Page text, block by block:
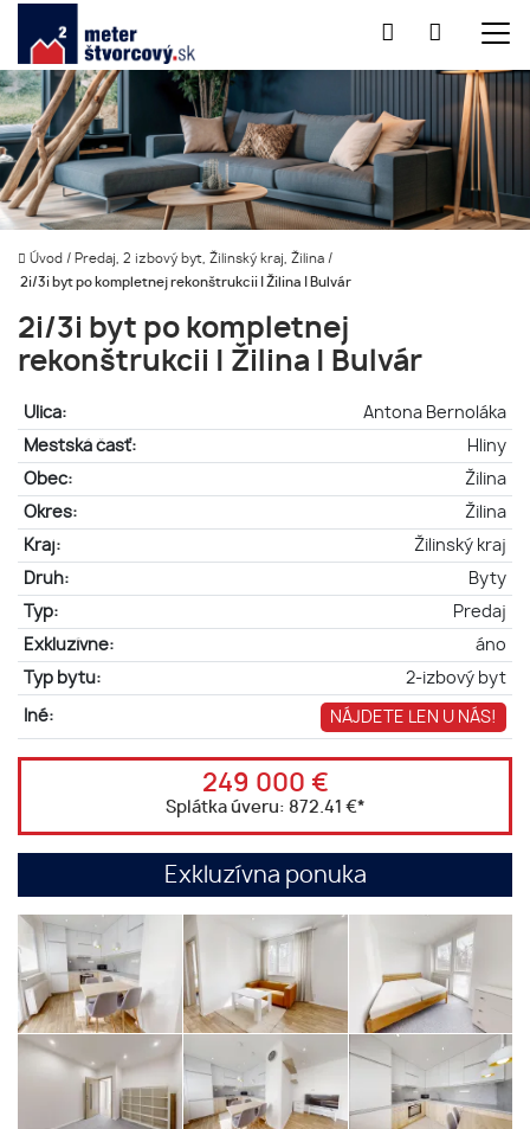
Úvod / Predaj, 2 izbový byt, Žilinský kraj, Žilina /
2i/3i byt po kompletnej rekonštrukcii | Žilina | Bulvár
2i/3i byt po kompletnej
rekonštrukcii | Žilina | Bulvár
Ulica:
Antona Bernoláka
Mestská časť:
Hliny
Obec:
Žilina
Okres:
Žilina
Kraj:
Žilinský kraj
Druh:
Byty
Typ:
Predaj
Exkluzívne:
áno
Typ bytu:
2-izbový byt
Iné: NÁJDETE LEN U NÁS!
249 000 €
Splátka úveru: 872.41 €*
Exkluzívna ponuka